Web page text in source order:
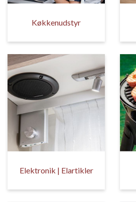
Køkkenudstyr
Elektronik | Elartikler